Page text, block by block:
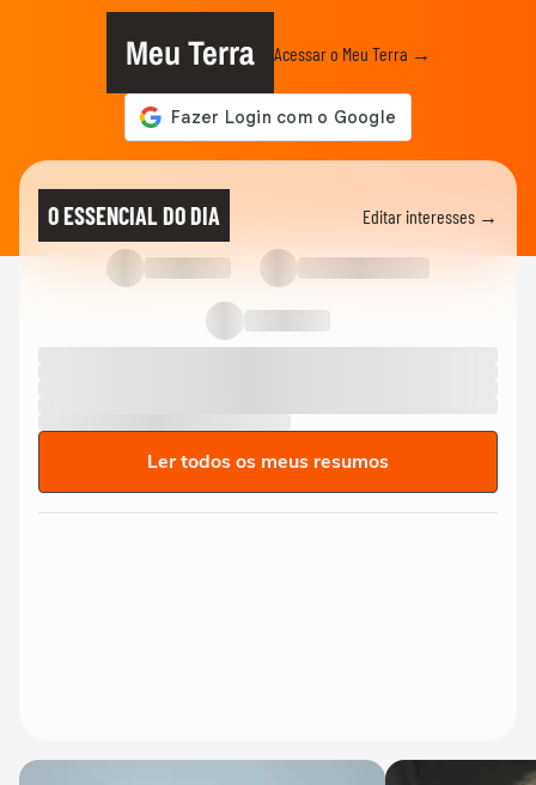
Meu Terra Acessar o Meu Terra →
O ESSENCIAL DO DIA Editar interesses →
Ler todos os meus resumos